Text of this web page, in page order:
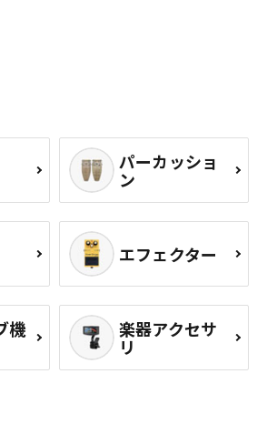
パーカッショ
ン
エフェクター
機 楽器アクセサ
リ